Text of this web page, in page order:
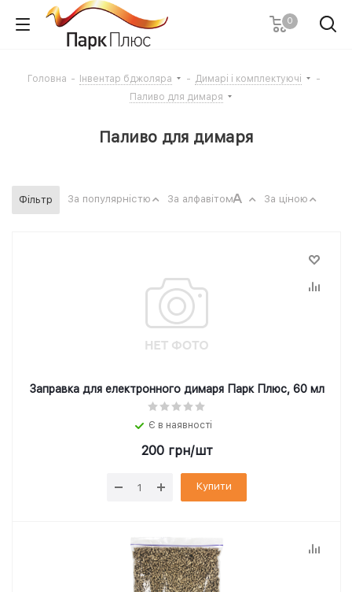
0
Головна - Інвентар бджоляра - Димарі і комплектуючі
-
Паливо для димаря
Паливо для димаря
Фільтр За популярністю За алфавітом За ціною
Заправка для електронного димаря Парк Плюс, 60 мл
Є в наявності
200грн/шт
Купити